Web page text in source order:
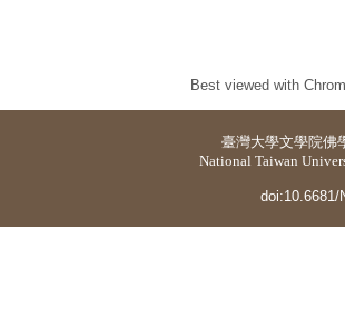
Best viewed with
臺灣大學文學院佛
National Taiwan
doi:10.6681/